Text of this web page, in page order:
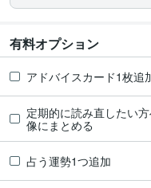
有料オプション
アドバイスカード1枚追
定期的に読み直したい
像にまとめる
占う運勢1つ追加